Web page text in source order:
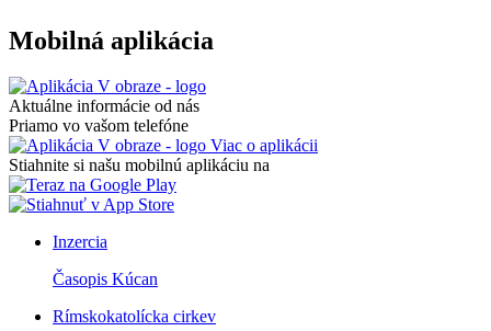
Mobilná aplikácia
Aktuálne informácie od nás
Priamo vo vašom telefóne
Viac o aplikácii
Stiahnite si našu mobilnú aplikáciu na
Inzercia
Časopis Kúcan
Rímskokatolícka cirkev